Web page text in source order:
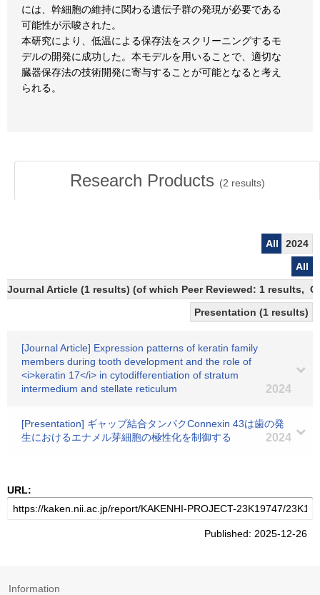
には、幹細胞の維持に関わる遺伝子群の発現が必要である
可能性が示唆された。
本研究により、低温による保存法をスクリーニングするモ
デルの開発に成功した。本モデルを用いることで、適切な
臓器保存法の技術開発に寄与することが可能となると考え
られる。
Research Products (2 results)
All
2024
All
Journal Article (1 results) (of which Peer Reviewed: 1 results,
Presentation (1 results)
[Journal Article] Expression patterns of keratin family
members during tooth development and the role of
<i>keratin 17</i> in cytodifferentiation of stratum
intermedium and stellate reticulum
2024
[Presentation] ギャップ結合タンパクConnexin 43は歯の発
生におけるエナメル芽細胞の極性化を制御する
2024
URL:
Published: 2025-12-26
Information